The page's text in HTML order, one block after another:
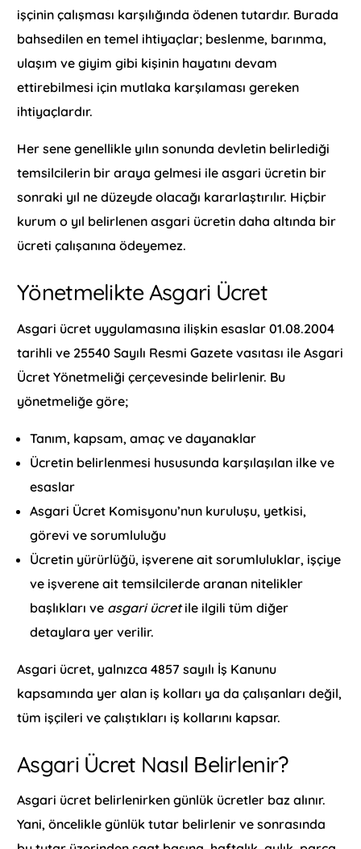
işçinin çalışması karşılığında ödenen tutardır. Burada
bahsedilen en temel ihtiyaçlar; beslenme, barınma,
ulaşım ve giyim gibi kişinin hayatını devam
ettirebilmesi için mutlaka karşılaması gereken
ihtiyaçlardır.
Her sene genellikle yılın sonunda devletin belirlediği
temsilcilerin bir araya gelmesi ile asgari ücretin bir
sonraki yıl ne düzeyde olacağı kararlaştırılır. Hiçbir
kurum o yıl belirlenen asgari ücretin daha altında bir
ücreti çalışanına ödeyemez.
Yönetmelikte Asgari Ücret
Asgari ücret uygulamasına ilişkin esaslar 01.08.2004
tarihli ve 25540 Sayılı Resmi Gazete vasıtası ile Asgari
Ücret Yönetmeliği çerçevesinde belirlenir. Bu
yönetmeliğe göre;
Tanım, kapsam, amaç ve dayanaklar
Ücretin belirlenmesi hususunda karşılaşılan ilke ve
esaslar
Asgari Ücret Komisyonu’nun kuruluşu, yetkisi,
görevi ve sorumluluğu
Ücretin yürürlüğü, işverene ait sorumluluklar, işçiye
ve işverene ait temsilcilerde aranan nitelikler
başlıkları ve asgari ücretile ilgili tüm diğer
detaylara yer verilir.
Asgari ücret, yalnızca 4857 sayılı İş Kanunu
kapsamında yer alan iş kolları ya da çalışanları değil,
tüm işçileri ve çalıştıkları iş kollarını kapsar.
Asgari Ücret Nasıl Belirlenir?
Asgari ücret belirlenirken günlük ücretler baz alınır.
Yani, öncelikle günlük tutar belirlenir ve sonrasında